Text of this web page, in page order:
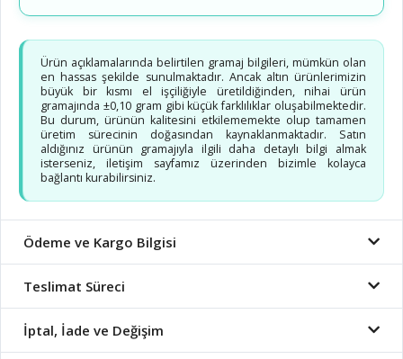
Ürün açıklamalarında belirtilen gramaj bilgileri, mümkün olan
en hassas şekilde sunulmaktadır. Ancak altın ürünlerimizin
büyük bir kısmı el işçiliğiyle üretildiğinden, nihai ürün
gramajında ±0,10 gram gibi küçük farklılıklar oluşabilmektedir.
Bu durum, ürünün kalitesini etkilememekte olup tamamen
üretim sürecinin doğasından kaynaklanmaktadır. Satın
aldığınız ürünün gramajıyla ilgili daha detaylı bilgi almak
isterseniz, iletişim sayfamız üzerinden bizimle kolayca
bağlantı kurabilirsiniz.
Ödeme ve Kargo Bilgisi
Teslimat Süreci
İptal, İade ve Değişim